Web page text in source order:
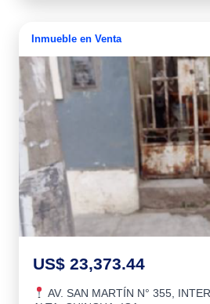
Inmueble en Venta
US$ 23,373.44
AV. SAN MARTÍN N° 355,